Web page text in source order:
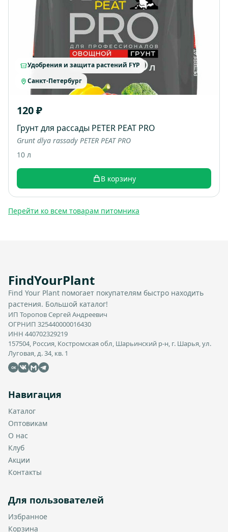
Удобрения и защита растений FYP
Санкт-Петербург
120 ₽
Грунт для рассады PETER PEAT PRO
Grunt dlya rassady PETER PEAT PRO
10 л
В корзину
Перейти ко всем товарам питомника
FindYourPlant
Find Your Plant помогает покупателям быстро находить
растения. Большой каталог!
ИП Торопов Сергей Андреевич
ОГРНИП 325440000016430
ИНН 440702329219
157504, Россия, Костромская обл, Шарьинский р-н, г. Шарья, ул.
Луговая, д. 34, кв. 1
OK
Навигация
Каталог
Оптовикам
О нас
Клуб
Акции
Контакты
Для пользователей
Избранное
Корзина